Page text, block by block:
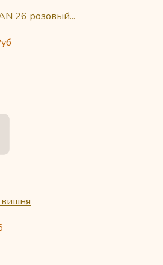
26 розовый...